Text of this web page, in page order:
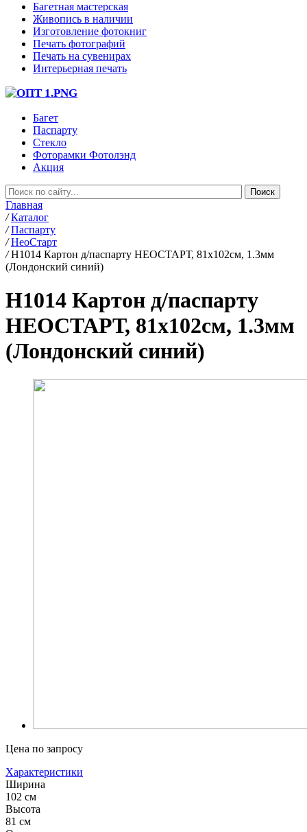
Багетная мастерская
Живопись в наличии
Изготовление фотокниг
Печать фотографий
Печать на сувенирах
Интерьерная печать
Багет
Паспарту
Стекло
Фоторамки Фотолэнд
Акция
Главная
/ Каталог
/ Паспарту
/ НеоСтарт
/ H1014 Картон д/паспарту НЕОСТАРТ, 81x102см, 1.3мм
(Лондонский синий)
H1014 Картон д/паспарту
НЕОСТАРТ, 81x102см, 1.3мм
(Лондонский синий)
Цена по запросу
Характеристики
Ширина
102 см
Высота
81 см